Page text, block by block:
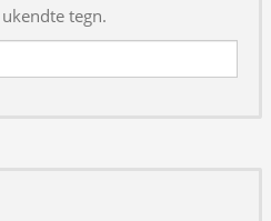
tegn.